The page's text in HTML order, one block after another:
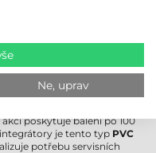
se doporučuje
provozní bezpečnost.
umožňuje
poskytuje balení po 100
je tento typ PVC
potřebu servisních
Ne, uprav